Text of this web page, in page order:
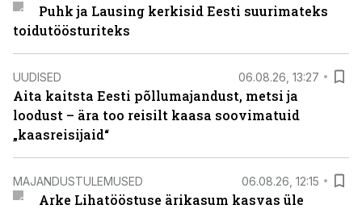
Puhk ja Lausing kerkisid Eesti suurimateks
toidutöösturiteks
UUDISED 06.08.26, 13:27
Aita kaitsta Eesti põllumajandust, metsi ja
loodust – ära too reisilt kaasa soovimatuid
„kaasreisijaid“
MAJANDUSTULEMUSED 06.08.26, 12:15
Arke Lihatööstuse ärikasum kasvas üle